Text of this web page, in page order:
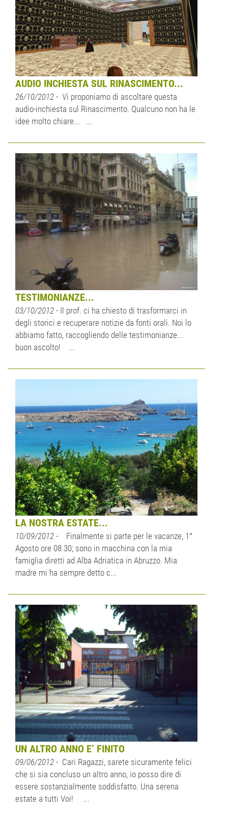
AUDIO INCHIESTA SUL RINASCIMENTO...
26/10/2012 - Vi proponiamo di ascoltare questa
audio-inchiesta sul Rinascimento. Qualcuno non ha le
idee molto chiare... ...
TESTIMONIANZE...
03/10/2012 - Il prof. ci ha chiesto di trasformarci in
degli storici e recuperare notizie da fonti orali. Noi lo
abbiamo fatto, raccogliendo delle testimonianze...
buon ascolto! ...
LA NOSTRA ESTATE...
10/09/2012 - Finalmente si parte per le vacanze, 1°
Agosto ore 08.30; sono in macchina con la mia
famiglia diretti ad Alba Adriatica in Abruzzo. Mia
madre mi ha sempre detto c...
UN ALTRO ANNO E’ FINITO
09/06/2012 - Cari Ragazzi, sarete sicuramente felici
che si sia concluso un altro anno, io posso dire di
essere sostanzialmente soddisfatto. Una serena
estate a tutti Voi! ...